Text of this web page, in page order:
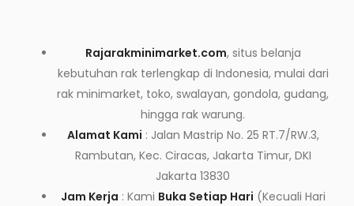
Rajarakminimarket.com, situs belanja
kebutuhan rak terlengkap di Indonesia, mulai dari
rak minimarket, toko, swalayan, gondola, gudang,
hingga rak warung.
Alamat Kami : Jalan Mastrip No. 25 RT.7/RW.3,
Rambutan, Kec. Ciracas, Jakarta Timur, DKI
Jakarta 13830
Jam Kerja : Kami Buka Setiap Hari (Kecuali Hari